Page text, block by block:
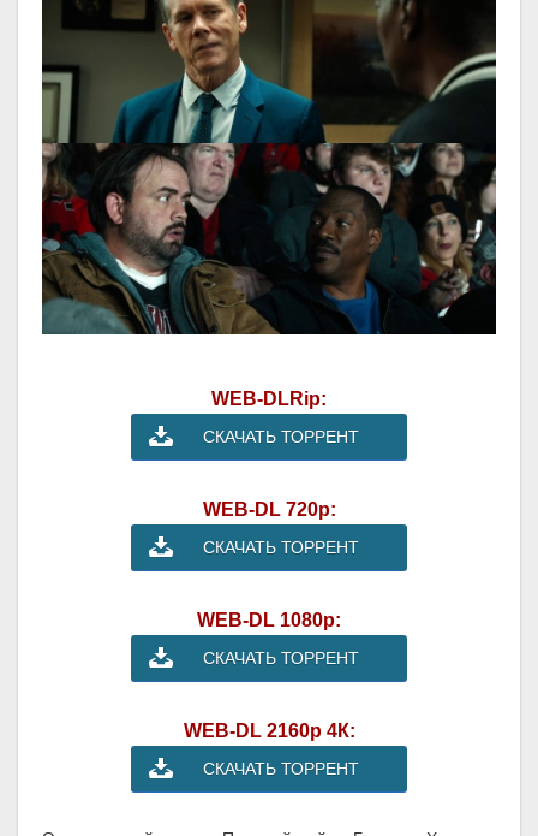
WEB-DLRip:
СКАЧАТЬ ТОРРЕНТ
WEB-DL 720p:
СКАЧАТЬ ТОРРЕНТ
WEB-DL 1080p:
СКАЧАТЬ ТОРРЕНТ
WEB-DL 2160p 4К:
СКАЧАТЬ ТОРРЕНТ